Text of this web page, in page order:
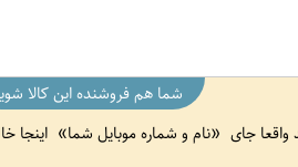
شما هم فروشنده این کالا
واقعا جای
نام و شماره موبایل شما اینجا